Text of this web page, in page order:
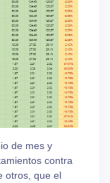
de mes y
contra
otros, que el